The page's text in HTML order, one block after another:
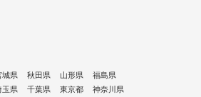
リスチャンということもあり、幼少
ジとして伝えている。
uranai.com/
：
https://online-uranai.jp/
城県 秋田県 山形県
福島県
玉県 千葉県 東京都 神奈川県